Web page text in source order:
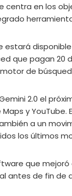
centra en los
que pagan 20
de
2.0 el
y YouTube.
a un
los últimos
que
antes de fin de